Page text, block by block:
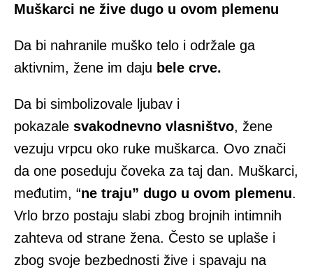
Muškarci ne žive dugo u ovom plemenu
Da bi nahranile muško telo i održale ga
aktivnim, žene im daju bele crve.
Da bi simbolizovale ljubav i
pokazale svakodnevno vlasništvo, žene
vezuju vrpcu oko ruke muškarca. Ovo znači
da one poseduju čoveka za taj dan. Muškarci,
međutim, “ne traju” dugo u ovom plemenu.
Vrlo brzo postaju slabi zbog brojnih intimnih
zahteva od strane žena. Često se uplaše i
zbog svoje bezbednosti žive i spavaju na